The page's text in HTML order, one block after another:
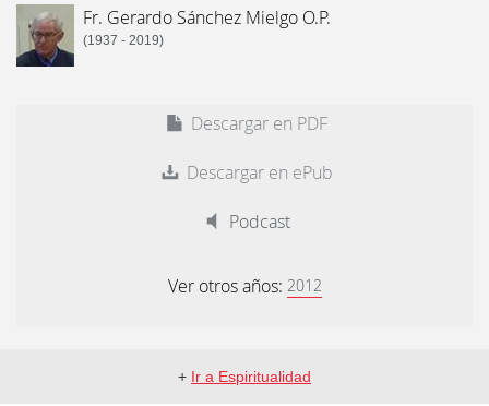
Fr. Gerardo Sánchez Mielgo O.P.
(1937 - 2019)
Descargar en PDF
Descargar en ePub
Podcast
Ver otros años: 2012
+ Ir a Espiritualidad